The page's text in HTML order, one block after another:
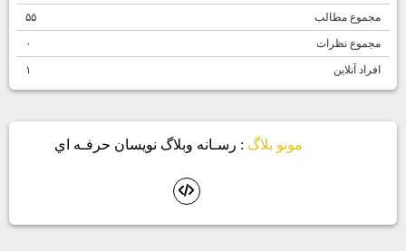
مجموع بازدید
بازدید امروز
بازدید دیروز
مجموع مطالب ۵۵
مجموع نظرات ۰
مونو بلاگ: رسـانه وبلاگ نويسان حرفـه اي